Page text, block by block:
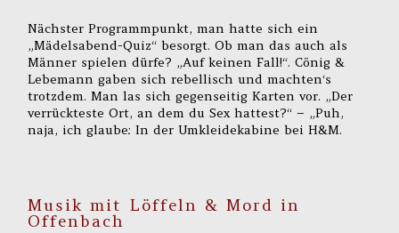
Nächster Programmpunkt, man hatte sich ein
„Mädelsabend-Quiz“ besorgt. Ob man das auch als
Männer spielen dürfe? „Auf keinen Fall!“. Cönig &
Lebemann gaben sich rebellisch und machten‘s
trotzdem. Man las sich gegenseitig Karten vor. „Der
verrückteste Ort, an dem du Sex hattest?“ – „Puh,
naja, ich glaube: In der Umkleidekabine bei H&M.
Musik mit Löffeln & Mord in
Offenbach